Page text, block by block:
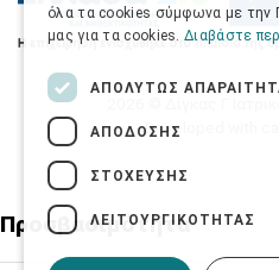
2026 © Δίγκας Γ.
Developed with
Προσβασιμότητα
όλα τα cookies σύμφωνα με την
μας για τα cookies. Διαβάστε
ΑΠΟΛΎΤΩΣ
ΑΠΌΔΟΣΗΣ
ΣΤΌΧΕΥΣΗΣ
ΛΕΙΤΟΥΡΓΙΚΌΤΗΤΑΣ